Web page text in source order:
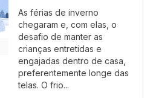
As férias de inverno
chegaram e, com elas, o
desafio de manter as
crianças entretidas e
engajadas dentro de casa,
preferentemente longe das
telas. O frio...